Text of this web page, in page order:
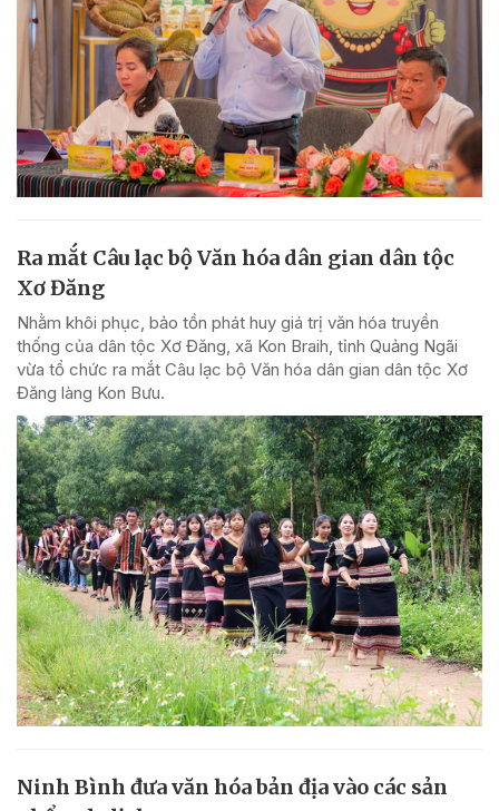
Ra mắt Câu lạc bộ Văn hóa dân gian dân tộc
Xơ Đăng
Nhằm khôi phục, bảo tồn phát huy giá trị văn hóa truyền
thống của dân tộc Xơ Đăng, xã Kon Braih, tỉnh Quảng Ngãi
vừa tổ chức ra mắt Câu lạc bộ Văn hóa dân gian dân tộc Xơ
Đăng làng Kon Bưu.
Ninh Bình đưa văn hóa bản địa vào các sản